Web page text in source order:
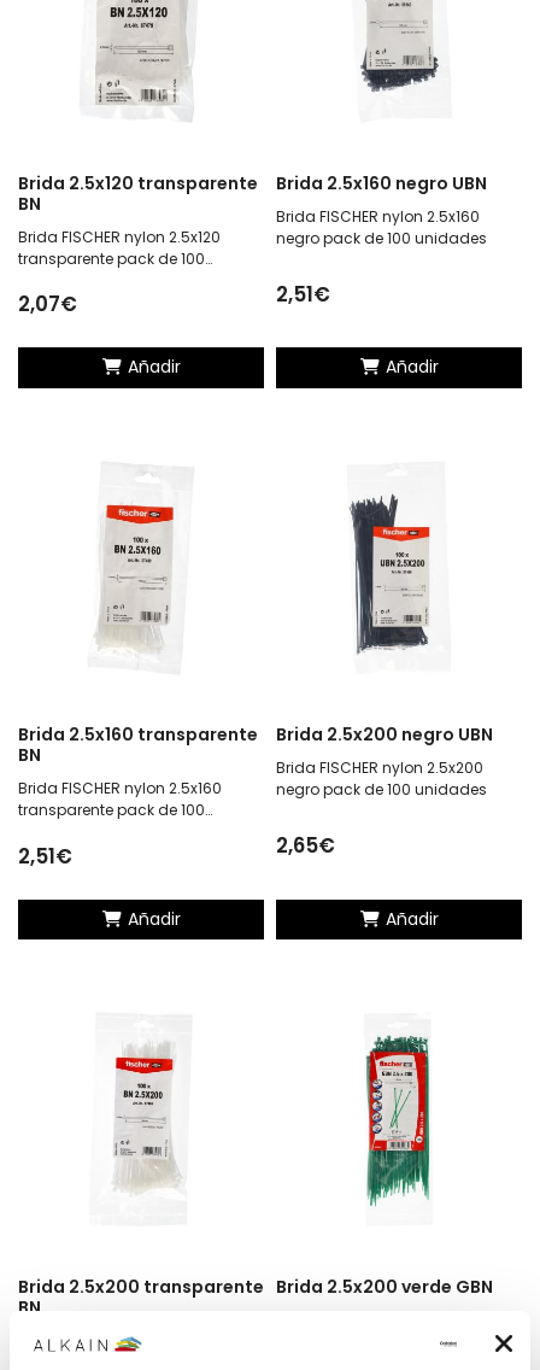
Brida 2.5x120 transparente
BN
Brida FISCHER nylon 2.5x120
transparente pack de 100
2,07€
Añadir
Brida 2.5x160 negro UBN
Brida FISCHER nylon 2.5x160
negro pack de 100 unidades
2,51€
Añadir
Brida 2.5x160 transparente
BN
Brida FISCHER nylon 2.5x160
transparente pack de 100
2,51€
Añadir
Brida 2.5x200 negro UBN
Brida FISCHER nylon 2.5x200
negro pack de 100 unidades
2,65€
Añadir
Brida 2.5x200 transparente
BN
Brida FISCHER nylon 2.5x200
Brida 2.5x200 verde GBN
verde pack de 100 unidades